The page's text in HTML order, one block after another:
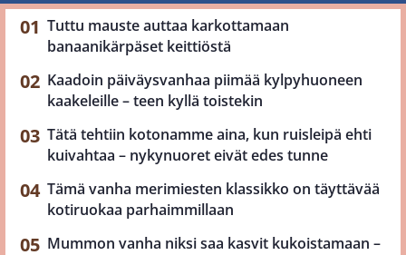
Tuttu mauste auttaa karkottamaan
banaanikärpäset keittiöstä
Kaadoin päiväysvanhaa piimää kylpyhuoneen
kaakeleille – teen kyllä toistekin
Tätä tehtiin kotonamme aina, kun ruisleipä ehti
kuivahtaa – nykynuoret eivät edes tunne
Tämä vanha merimiesten klassikko on täyttävää
kotiruokaa parhaimmillaan
Mummon vanha niksi saa kasvit kukoistamaan –